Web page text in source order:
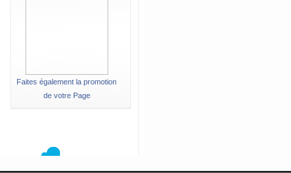
Faites également la promotion
de votre Page